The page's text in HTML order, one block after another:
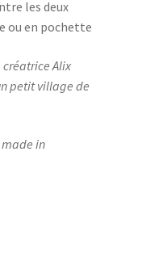
les deux
ou en pochette
créatrice Alix
petit village de
made in